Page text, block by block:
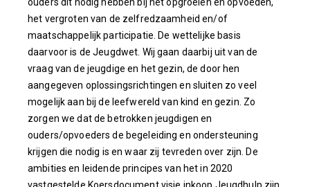
het vergroten van de zelfredzaamheid en/of
maatschappelijk participatie. De wettelijke basis
daarvoor is de Jeugdwet. Wij gaan daarbij uit van de
vraag van de jeugdige en het gezin, de door hen
aangegeven oplossingsrichtingen en sluiten zo veel
mogelijk aan bij de leefwereld van kind en gezin. Zo
zorgen we dat de betrokken jeugdigen en
ouders/opvoeders de begeleiding en ondersteuning
krijgen die nodig is en waar zij tevreden over zijn. De
ambities en leidende principes van het in 2020